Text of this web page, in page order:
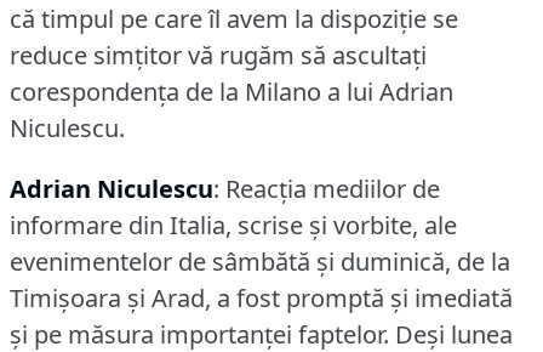
că timpul pe care îl avem la dispoziţie se
reduce simţitor vă rugăm să ascultaţi
corespondenţa de la Milano a lui Adrian
Niculescu.
Adrian Niculescu: Reacţia mediilor de
informare din Italia, scrise şi vorbite, ale
evenimentelor de sâmbătă şi duminică, de la
Timişoara şi Arad, a fost promptă şi imediată
şi pe măsura importanţei faptelor. Deşi lunea